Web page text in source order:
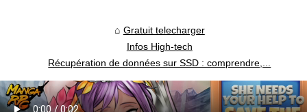
Gratuit telecharger
Infos High-tech
Récupération de données sur SSD : comprendre,...